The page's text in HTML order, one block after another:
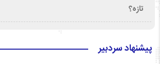
تازه؟
پیشنهاد سردبیر